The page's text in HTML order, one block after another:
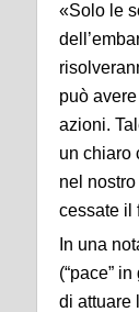
«Solo le
può
azioni.
un chiaro
nel
cessate il
In una
(“pace”
di attuare